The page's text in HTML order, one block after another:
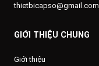
thietbicapso@gmail.com
GIỚI THIỆU CHUNG
Giới thiệu